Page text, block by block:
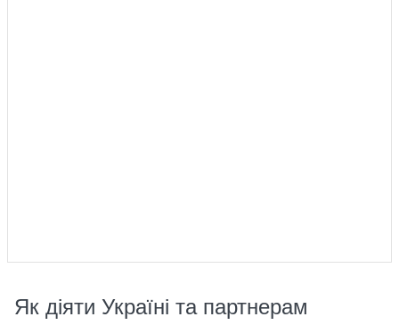
Як діяти Україні та партнерам